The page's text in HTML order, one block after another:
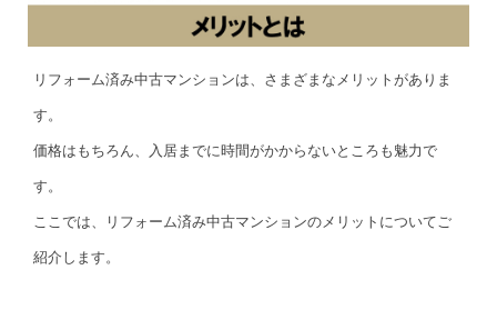
リフォーム済み中古マンションは、さまざまなメリットがありま
す。
価格はもちろん、入居までに時間がかからないところも魅力で
す。
ここでは、リフォーム済み中古マンションのメリットについてご
紹介します。